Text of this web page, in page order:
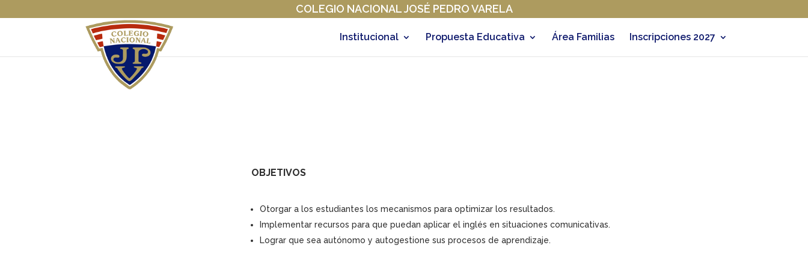
COLEGIO NACIONAL JOSÉ PEDRO VARELA
Institucional Propuesta Educativa Área Familias Inscripciones 2027
OBJETIVOS
Otorgar a los estudiantes los mecanismos para optimizar los resultados.
Implementar recursos para que puedan aplicar el inglés en situaciones comunicativas.
Lograr que sea autónomo y autogestione sus procesos de aprendizaje.